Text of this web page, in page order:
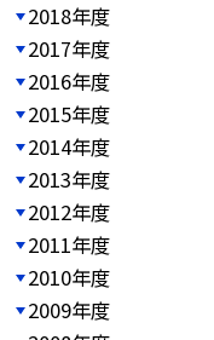
2018年度
2017年度
2016年度
2015年度
2014年度
2013年度
2012年度
2011年度
2010年度
2009年度